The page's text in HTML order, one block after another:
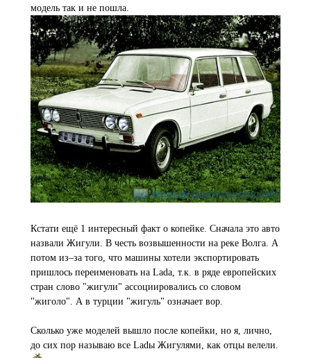
модель так и не пошла.
Кстати ещё 1 интересный факт о копейке. Сначала это авто
назвали Жигули. В честь возвышенности на реке Волга. А
потом из–за того, что машины хотели экспортировать
пришлось переименовать на Lada, т.к. в ряде европейских
стран слово "жигули" ассоциировались со словом
"жиголо". А в турции "жигуль" означает вор.
Сколько уже моделей вышло после копейки, но я, лично,
до сих пор называю все Ladы Жигулями, как отцы велели.